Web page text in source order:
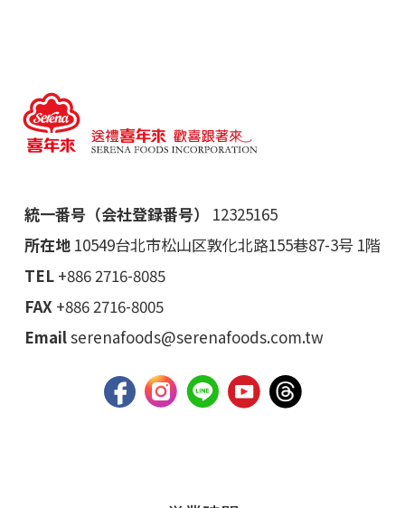
統一番号（会社登録番号）
12325165
所在地 10549台北市松山区敦化北路155巷87-3号 1階
TEL +886 2716-8085
FAX +886 2716-8005
Emailserenafoods@serenafoods.com.tw